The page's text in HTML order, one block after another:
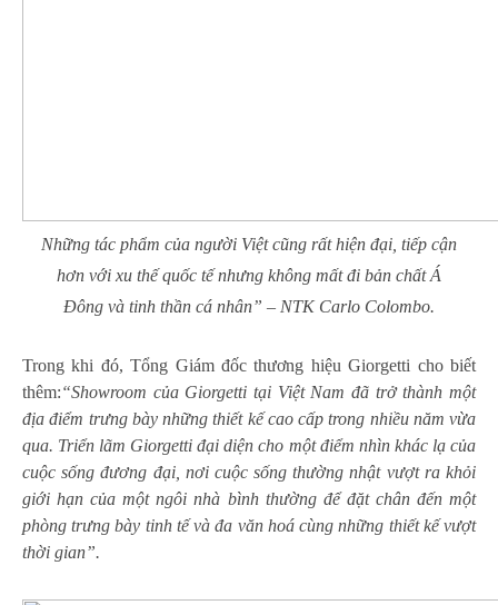
Những tác phẩm của người Việt cũng rất hiện đại, tiếp cận
hơn với xu thế quốc tế nhưng không mất đi bản chất Á
Đông và tinh thần cá nhân” – NTK Carlo Colombo.
Trong khi đó, Tổng Giám đốc thương hiệu Giorgetti cho biết
thêm:“Showroom của Giorgetti tại Việt Nam đã trở thành một
địa điểm trưng bày những thiết kế cao cấp trong nhiều năm vừa
qua. Triển lãm Giorgetti đại diện cho một điểm nhìn khác lạ của
cuộc sống đương đại, nơi cuộc sống thường nhật vượt ra khỏi
giới hạn của một ngôi nhà bình thường để đặt chân đến một
phòng trưng bày tinh tế và đa văn hoá cùng những thiết kế vượt
thời gian”.